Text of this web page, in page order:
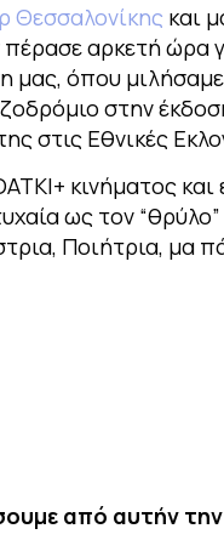
Θεσσαλονίκης και
αρκετή ώρα
μας, όπου
στην
στις Εθνικές
κινήματος και
ως τον
Ποιήτρια, μα
από αυτήν